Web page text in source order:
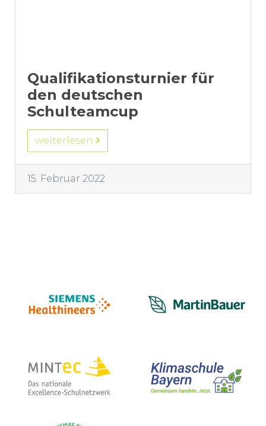
Qualifikationsturnier für
den deutschen
Schulteamcup
weiterlesen
15. Februar 2022